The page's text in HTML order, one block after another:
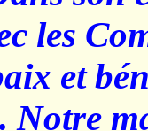
les
et
Notre